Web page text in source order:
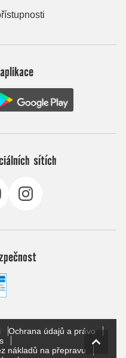
sítích
Ochrana údajů a právo
nákladů na přepravu